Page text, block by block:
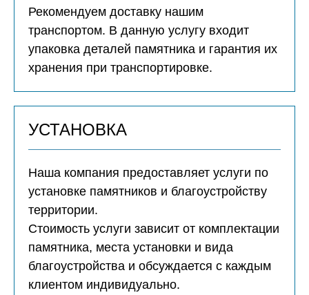
Рекомендуем доставку нашим
транспортом. В данную услугу входит
упаковка деталей памятника и гарантия их
хранения при транспортировке.
УСТАНОВКА
Наша компания предоставляет услуги по
установке памятников и благоустройству
территории.
Стоимость услуги зависит от комплектации
памятника, места установки и вида
благоустройства и обсуждается с каждым
клиентом индивидуально.